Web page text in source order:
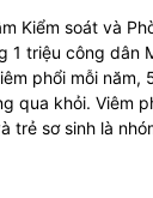
Kiểm soát và
1 triệu công dân
phổi mỗi năm,
qua khỏi. Viêm
trẻ sơ sinh là